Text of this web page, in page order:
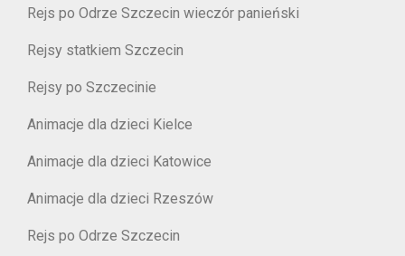
Rejs po Odrze Szczecin wieczór panieński
Rejsy statkiem Szczecin
Rejsy po Szczecinie
Animacje dla dzieci Kielce
Animacje dla dzieci Katowice
Animacje dla dzieci Rzeszów
Rejs po Odrze Szczecin